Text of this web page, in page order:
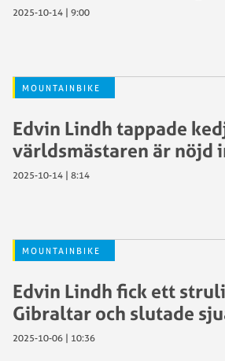
2025-10-14 | 9:00
MOUNTAINBIKE
Edvin Lindh tappade
världsmästaren är nöjd
2025-10-14 | 8:14
MOUNTAINBIKE
Edvin Lindh fick ett
Gibraltar och slutade
2025-10-06 | 10:36